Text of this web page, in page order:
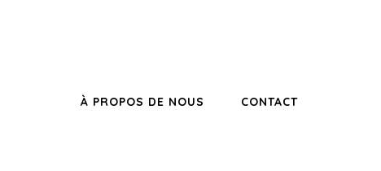
À PROPOS DE NOUS CONTACT